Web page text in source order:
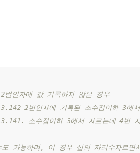
번인자에 값 기록하지 않은 경우
2번인자에 기록된 소수점이하 3
소수점이하 3에서 자르는데 4번
가능하며, 이 경우 십의 자리수자르